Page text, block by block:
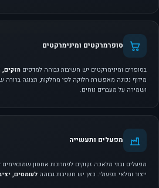
סופרמרקטים ומינימרקטים
בסופרים ומינימרקטים יש חשיבות גבוהה למדפים חזקים,
מידוף נכונה מאפשרת חלוקה לפי מחלקות, תצוגה ברורה
ושמירה על מעברים נוחים.
מפעלים ותעשייה
מפעלים ובתי מלאכה זקוקים לפתרונות אחסון שמתאימים
ייצור ומלאי תפעולי. כאן יש חשיבות גבוהה לעומסים,